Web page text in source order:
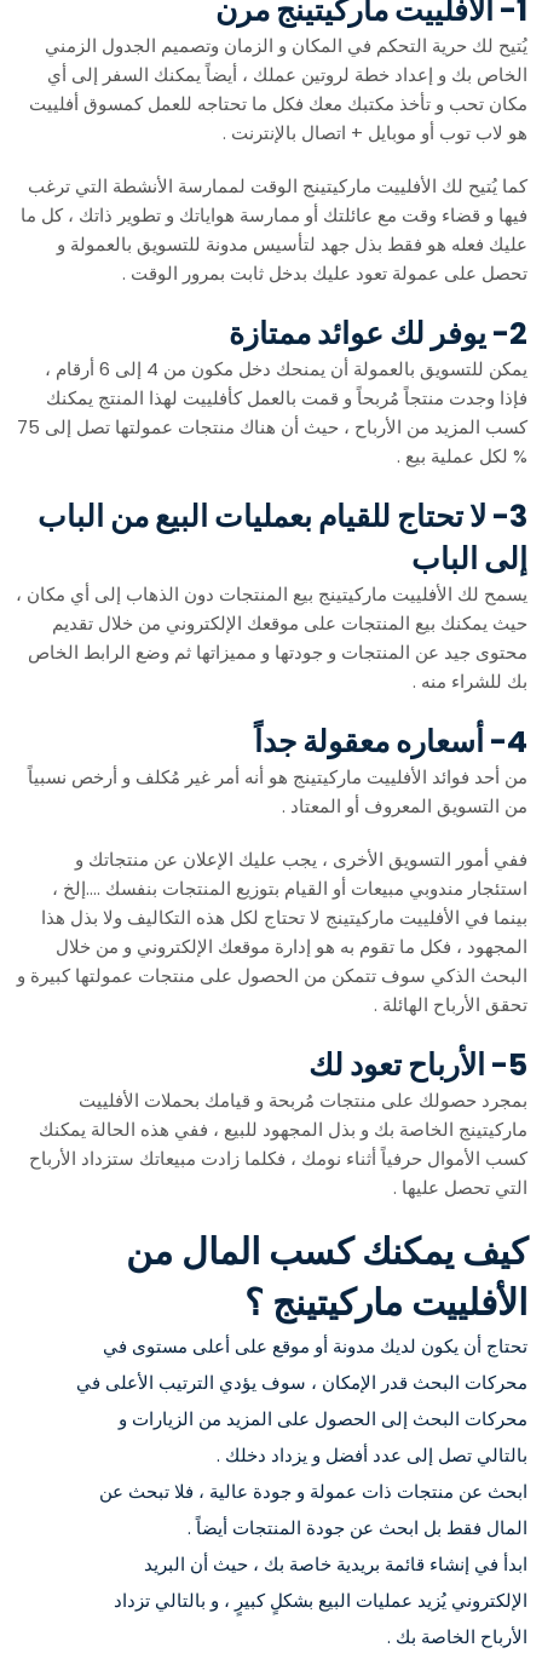
1- الأفلييت ماركيتينج مرن
يُتيح لك حرية التحكم في المكان و الزمان وتصميم الجدول الزمني
الخاص بك و إعداد خطة لروتين عملك ، أيضاً يمكنك السفر إلى أي
مكان تحب و تأخذ مكتبك معك فكل ما تحتاجه للعمل كمسوق أفلييت
هو لاب توب أو موبايل + اتصال بالإنترنت .
كما يُتيح لك الأفلييت ماركيتينج الوقت لممارسة الأنشطة التي ترغب
فيها و قضاء وقت مع عائلتك أو ممارسة هواياتك و تطوير ذاتك ، كل ما
عليك فعله هو فقط بذل جهد لتأسيس مدونة للتسويق بالعمولة و
تحصل على عمولة تعود عليك بدخل ثابت بمرور الوقت .
2- يوفر لك عوائد ممتازة
يمكن للتسويق بالعمولة أن يمنحك دخل مكون من 4 إلى 6 أرقام ،
فإذا وجدت منتجاً مُربحاً و قمت بالعمل كأفلييت لهذا المنتج يمكنك
كسب المزيد من الأرباح ، حيث أن هناك منتجات عمولتها تصل إلى 75
% لكل عملية بيع .
3- لا تحتاج للقيام بعمليات البيع من الباب
إلى الباب
يسمح لك الأفلييت ماركيتينج بيع المنتجات دون الذهاب إلى أي مكان ،
حيث يمكنك بيع المنتجات على موقعك الإلكتروني من خلال تقديم
محتوى جيد عن المنتجات و جودتها و مميزاتها ثم وضع الرابط الخاص
بك للشراء منه .
4- أسعاره معقولة جداً
من أحد فوائد الأفلييت ماركيتينج هو أنه أمر غير مُكلف و أرخص نسبياً
من التسويق المعروف أو المعتاد .
ففي أمور التسويق الأخرى ، يجب عليك الإعلان عن منتجاتك و
استئجار مندوبي مبيعات أو القيام بتوزيع المنتجات بنفسك ….إلخ ،
بينما في الأفلييت ماركيتينج لا تحتاج لكل هذه التكاليف ولا بذل هذا
المجهود ، فكل ما تقوم به هو إدارة موقعك الإلكتروني و من خلال
البحث الذكي سوف تتمكن من الحصول على منتجات عمولتها كبيرة و
تحقق الأرباح الهائلة .
5- الأرباح تعود لك
بمجرد حصولك على منتجات مُربحة و قيامك بحملات الأفلييت
ماركيتينج الخاصة بك و بذل المجهود للبيع ، ففي هذه الحالة يمكنك
كسب الأموال حرفياً أثناء نومك ، فكلما زادت مبيعاتك ستزداد الأرباح
التي تحصل عليها .
كيف يمكنك كسب المال من
الأفلييت ماركيتينج ؟
تحتاج أن يكون لديك مدونة أو موقع على أعلى مستوى في
محركات البحث قدر الإمكان ، سوف يؤدي الترتيب الأعلى في
محركات البحث إلى الحصول على المزيد من الزيارات و
بالتالي تصل إلى عدد أفضل و يزداد دخلك .
ابحث عن منتجات ذات عمولة و جودة عالية ، فلا تبحث عن
المال فقط بل ابحث عن جودة المنتجات أيضاً .
ابدأ في إنشاء قائمة بريدية خاصة بك ، حيث أن البريد
الإلكتروني يُزيد عمليات البيع بشكلٍ كبيرٍ ، و بالتالي تزداد
الأرباح الخاصة بك .